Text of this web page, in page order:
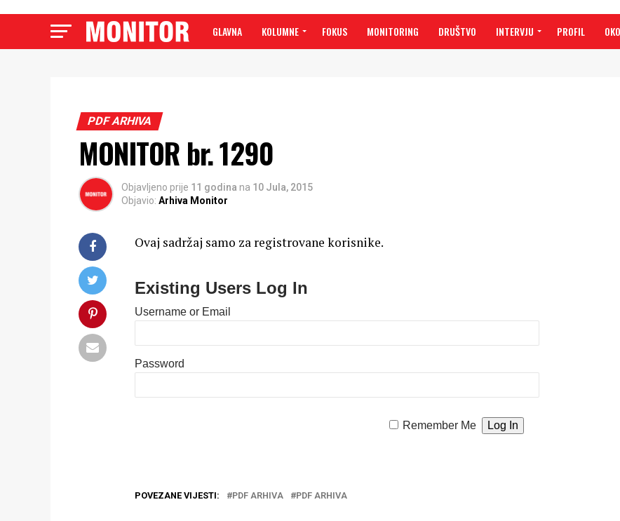
GLAVNA KOLUMNE FOKUS MONITORING DRUŠTVO INTERVJU PROFIL
PDF ARHIVA
MONITOR br. 1290
Objavljeno prije 11 godina na 10 Jula, 2015
Objavio: Arhiva Monitor
Ovaj sadržaj samo za registrovane korisnike.
Existing Users Log In
Username or Email
Password
Remember Me
POVEZANE VIJESTI: PDF ARHIVA PDF ARHIVA